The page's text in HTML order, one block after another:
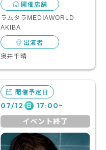
開催店舗
ラムタラMEDIAWORLD
AKIBA
出演者
奥井千晴
開催予定日
07/12 日 17:00~
イベント終了